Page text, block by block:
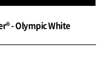
- Olympic White